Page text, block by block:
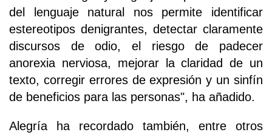
del lenguaje natural nos permite identificar
estereotipos denigrantes, detectar claramente
discursos de odio, el riesgo de padecer
anorexia nerviosa, mejorar la claridad de un
texto, corregir errores de expresión y un sinfín
de beneficios para las personas", ha añadido.
Alegría ha recordado también, entre otros